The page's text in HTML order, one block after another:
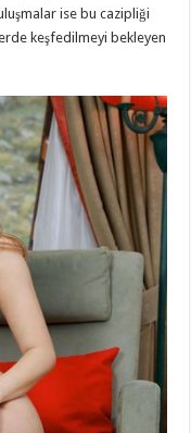
ise bu cazipliği
keşfedilmeyi bekleyen